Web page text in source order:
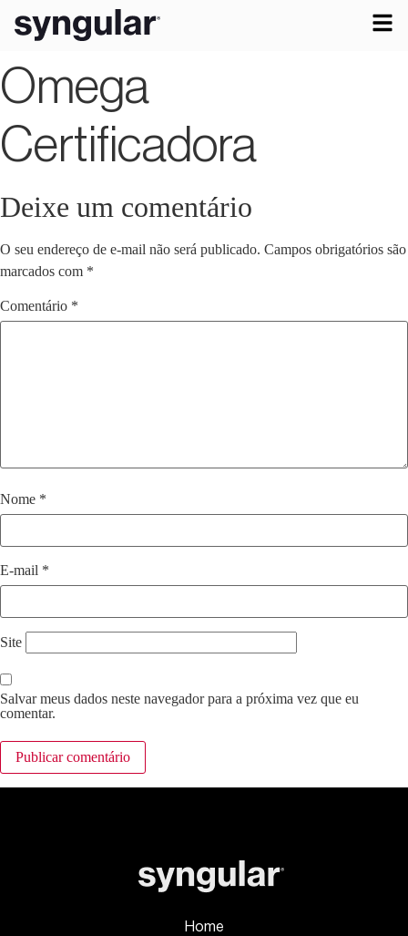
Omega
Certificadora
Deixe um comentário
O seu endereço de e-mail não será publicado. Campos obrigatórios são
marcados com *
Comentário *
Nome *
E-mail *
Site
Salvar meus dados neste navegador para a próxima vez que eu
comentar.
Home